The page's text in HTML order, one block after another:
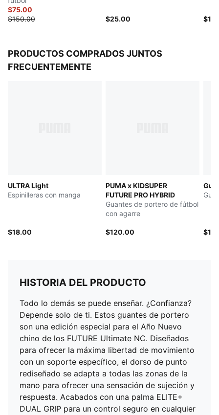
Los hilos de agarre proporcionan un control óptimo
del balón
$75.00
$150.00
$25.00
PRODUCTOS COMPRADOS JUNTOS
FRECUENTEMENTE
ULTRA Light
Espinilleras con manga
$18.00
PUMA x KIDSUPER
FUTURE PRO HYBRID
Guantes de portero de fútbol
con agarre
$120.00
HISTORIA DEL PRODUCTO
Todo lo demás se puede enseñar. ¿Confianza?
Depende solo de ti. Estos guantes de portero
son una edición especial para el Año Nuevo
chino de los FUTURE Ultimate NC. Diseñados
para ofrecer la máxima libertad de movimiento
con un soporte específico, el dorso de punto
rediseñado se adapta a todas las zonas de la
mano para ofrecer una sensación de sujeción y
respuesta. Acabados con una palma ELITE+
DUAL GRIP para un control seguro en cualquier